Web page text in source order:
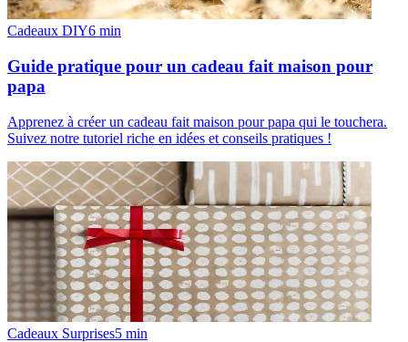
Cadeaux DIY6 min
Guide pratique pour un cadeau fait maison pour
papa
Apprenez à créer un cadeau fait maison pour papa qui le touchera.
Suivez notre tutoriel riche en idées et conseils pratiques !
Cadeaux Surprises5 min